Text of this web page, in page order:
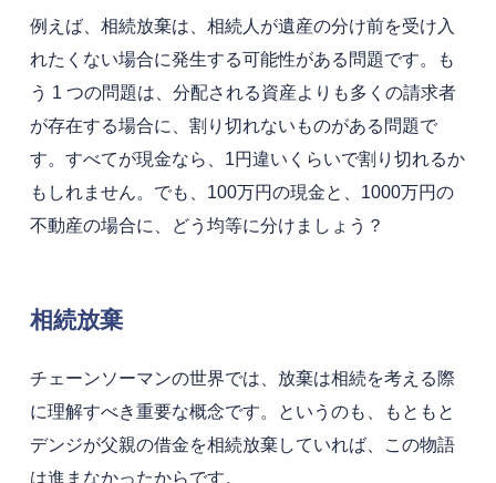
例えば、相続放棄は、相続人が遺産の分け前を受け入
れたくない場合に発生する可能性がある問題です。も
う 1 つの問題は、分配される資産よりも多くの請求者
が存在する場合に、割り切れないものがある問題で
す。すべてが現金なら、1円違いくらいで割り切れるか
もしれません。でも、100万円の現金と、1000万円の
不動産の場合に、どう均等に分けましょう？
相続放棄
チェーンソーマンの世界では、放棄は相続を考える際
に理解すべき重要な概念です。というのも、もともと
デンジが父親の借金を相続放棄していれば、この物語
は進まなかったからです。